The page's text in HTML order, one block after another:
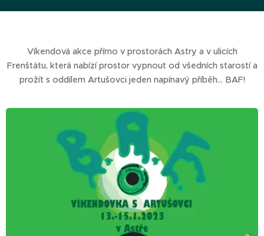
Víkendová akce přímo v prostorách Astry a v ulicích
Frenštátu, která nabízí prostor vypnout od všedních starostí a
prožít s oddílem Artušovci jeden napínavý příběh... BAF!